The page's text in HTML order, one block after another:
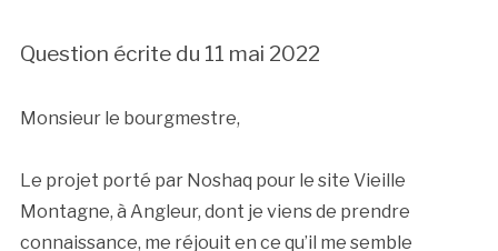
Question écrite du 11 mai 2022
Monsieur le bourgmestre,
Le projet porté par Noshaq pour le site Vieille
Montagne, à Angleur, dont je viens de prendre
connaissance, me réjouit en ce qu’il me semble